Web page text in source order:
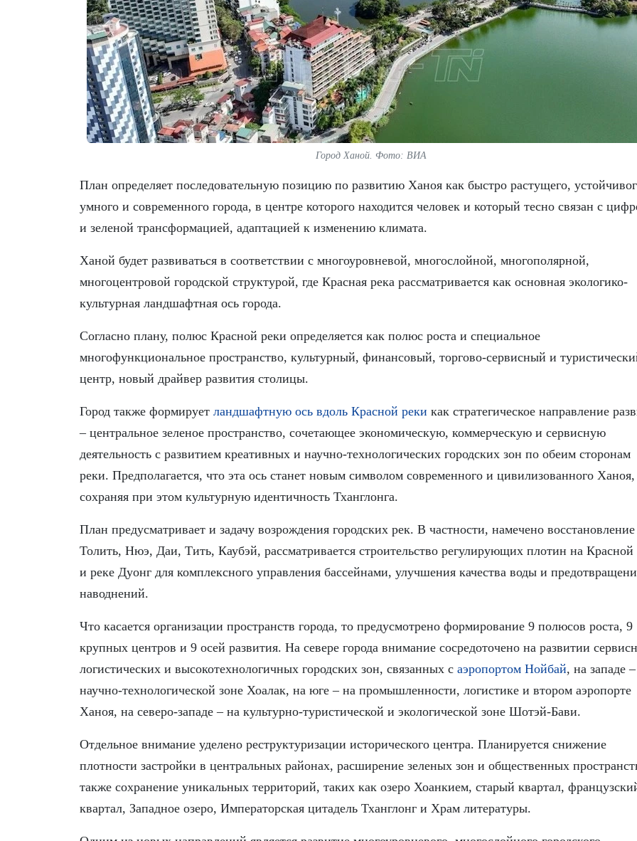
Город Ханой. Фото: ВИА
План определяет последовательную позицию по развитию Ханоя как быстро растущего,
умного и современного города, в центре которого находится человек и который тесно связан с
и зеленой трансформацией, адаптацией к изменению климата.
Ханой будет развиваться в соответствии с многоуровневой, многослойной, многополярной,
многоцентровой городской структурой, где Красная река рассматривается как основная экологико-
культурная ландшафтная ось города.
Согласно плану, полюс Красной реки определяется как полюс роста и специальное
многофункциональное пространство, культурный, финансовый, торгово-сервисный и
центр, новый драйвер развития столицы.
Город также формирует ландшафтную ось вдоль Красной реки как стратегическое направление
– центральное зеленое пространство, сочетающее экономическую, коммерческую и сервисную
деятельность с развитием креативных и научно-технологических городских зон по обеим сторонам
реки. Предполагается, что эта ось станет новым символом современного и цивилизованного Ханоя,
сохраняя при этом культурную идентичность Тханглонга.
План предусматривает и задачу возрождения городских рек. В частности, намечено
Толить, Нюэ, Даи, Тить, Каубэй, рассматривается строительство регулирующих плотин на Красной
и реке Дуонг для комплексного управления бассейнами, улучшения качества воды и
наводнений.
Что касается организации пространств города, то предусмотрено формирование 9 полюсов роста, 9
крупных центров и 9 осей развития. На севере города внимание сосредоточено на развитии
логистических и высокотехнологичных городских зон, связанных с аэропортом Нойбай, на западе
научно-технологической зоне Хоалак, на юге – на промышленности, логистике и втором аэропорте
Ханоя, на северо-западе – на культурно-туристической и экологической зоне Шотэй-Бави.
Отдельное внимание уделено реструктуризации исторического центра. Планируется снижение
плотности застройки в центральных районах, расширение зеленых зон и общественных
также сохранение уникальных территорий, таких как озеро Хоанкием, старый квартал,
квартал, Западное озеро, Императорская цитадель Тханглонг и Храм литературы.